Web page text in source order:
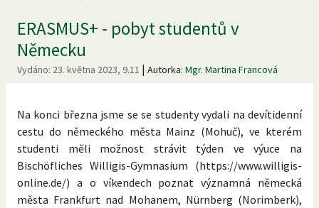
ERASMUS+ - pobyt studentů v
Německu
Vydáno: 23. května 2023, 9.11 | Autorka: Mgr. Martina Francová
Na konci března jsme se se studenty vydali na devítidenní
cestu do německého města Mainz (Mohuč), ve kterém
studenti měli možnost strávit týden ve výuce na
Bischöfliches Willigis-Gymnasium (https://www.willigis-
online.de/) a o víkendech poznat významná německá
města Frankfurt nad Mohanem, Nürnberg (Norimberk),